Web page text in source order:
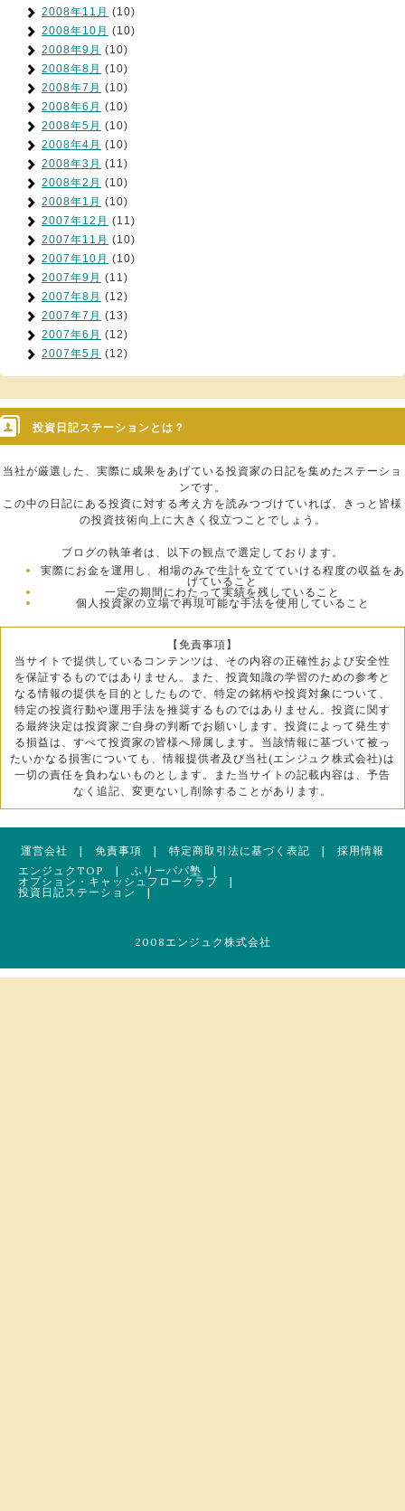
2008年11月 (10)
2008年10月 (10)
2008年9月 (10)
2008年8月 (10)
2008年7月 (10)
2008年6月 (10)
2008年5月 (10)
2008年4月 (10)
2008年3月 (11)
2008年2月 (10)
2008年1月 (10)
2007年12月 (11)
2007年11月 (10)
2007年10月 (10)
2007年9月 (11)
2007年8月 (12)
2007年7月 (13)
2007年6月 (12)
2007年5月 (12)
投資日記ステーションとは？
当社が厳選した、実際に成果をあげている投資家の日記を集めたステーショ
ンです。
この中の日記にある投資に対する考え方を読みつづけていれば、きっと皆様
の投資技術向上に大きく役立つことでしょう。
ブログの執筆者は、以下の観点で選定しております。
実際にお金を運用し、相場のみで生計を立てていける程度の収益をあ
げていること
一定の期間にわたって実績を残していること
個人投資家の立場で再現可能な手法を使用していること
【免責事項】
当サイトで提供しているコンテンツは、その内容の正確性および安全性
を保証するものではありません。また、投資知識の学習のための参考と
なる情報の提供を目的としたもので、特定の銘柄や投資対象について、
特定の投資行動や運用手法を推奨するものではありません。投資に関す
る最終決定は投資家ご自身の判断でお願いします。投資によって発生す
る損益は、すべて投資家の皆様へ帰属します。当該情報に基づいて被っ
たいかなる損害についても、情報提供者及び当社(エンジュク株式会社)は
一切の責任を負わないものとします。また当サイトの記載内容は、予告
なく追記、変更ないし削除することがあります。
運営会社 | 免責事項 | 特定商取引法に基づく表記 | 採用情報
エンジュクTOP
| ふりーパパ塾 |
オプション・キャッシュフロークラブ |
投資日記ステーション
|
2008エンジュク株式会社